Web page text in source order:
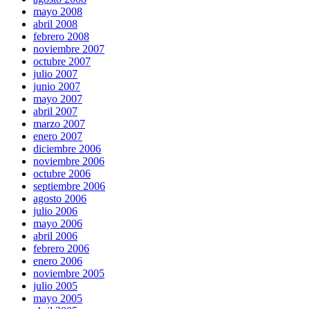
mayo 2008
abril 2008
febrero 2008
noviembre 2007
octubre 2007
julio 2007
junio 2007
mayo 2007
abril 2007
marzo 2007
enero 2007
diciembre 2006
noviembre 2006
octubre 2006
septiembre 2006
agosto 2006
julio 2006
mayo 2006
abril 2006
febrero 2006
enero 2006
noviembre 2005
julio 2005
mayo 2005